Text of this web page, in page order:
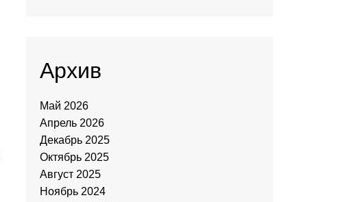
Архив
Май 2026
Апрель 2026
Декабрь 2025
Октябрь 2025
Август 2025
Ноябрь 2024